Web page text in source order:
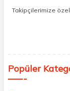
Takipçilerimize
Popüler